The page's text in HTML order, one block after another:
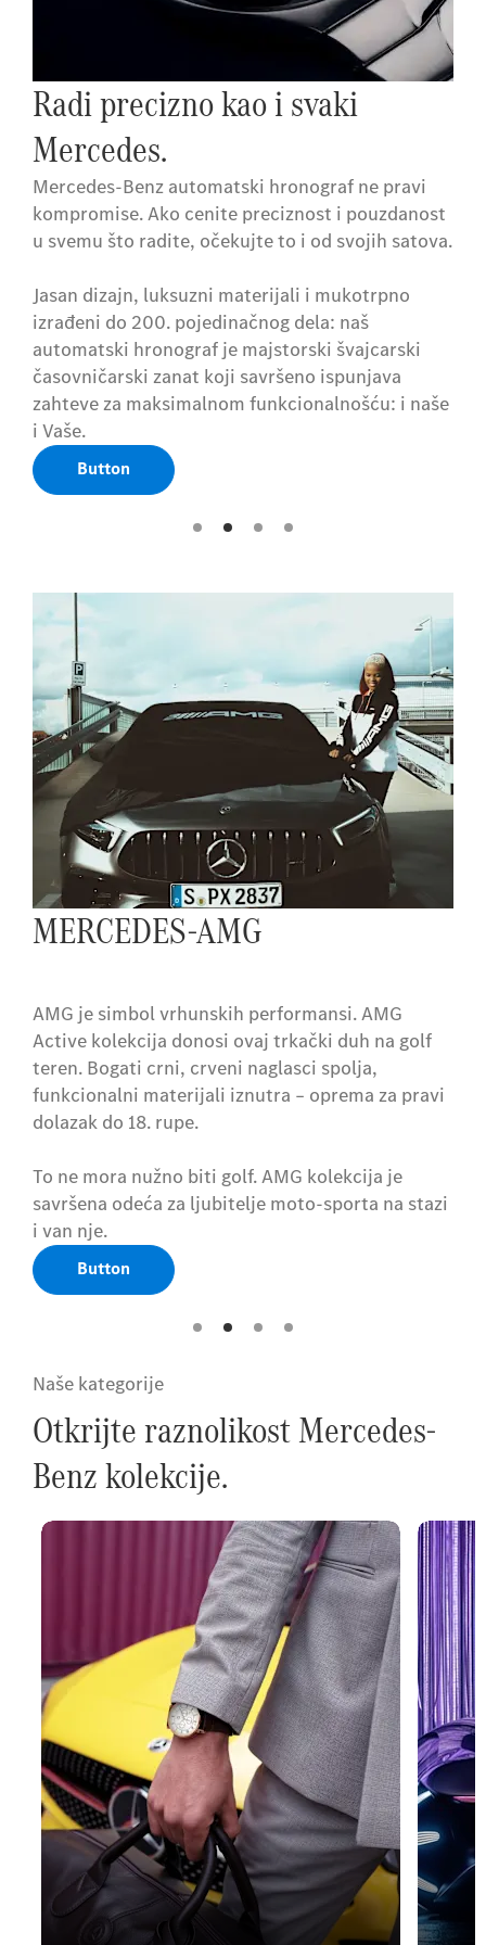
Radi precizno kao i svaki
Mercedes.
Mercedes-Benz automatski hronograf ne pravi
kompromise. Ako cenite preciznost i pouzdanost
u svemu što radite, očekujte to i od svojih satova.
Jasan dizajn, luksuzni materijali i mukotrpno
izrađeni do 200. pojedinačnog dela: naš
automatski hronograf je majstorski švajcarski
časovničarski zanat koji savršeno ispunjava
zahteve za maksimalnom funkcionalnošću: i naše
i Vaše.
Button
Radi precizno kao i svaki
Mercedes.
Mercedes-Benz automatski hronograf ne pravi
kompromise. Ako cenite preciznost i pouzdanost
u svemu što radite, očekujte to i od svojih satova.
Jasan dizajn, luksuzni materijali i mukotrpno
izrađeni do 200. pojedinačnog dela: naš
automatski hronograf je majstorski švajcarski
časovničarski zanat koji savršeno ispunjava
zahteve za maksimalnom funkcionalnošću: i naše
i Vaše.
Button
MERCEDES-AMG
AMG je simbol vrhunskih performansi. AMG
Active kolekcija donosi ovaj trkački duh na golf
teren. Bogati crni, crveni naglasci spolja,
funkcionalni materijali iznutra – oprema za pravi
dolazak do 18. rupe.
To ne mora nužno biti golf. AMG kolekcija je
savršena odeća za ljubitelje moto-sporta na stazi
i van nje.
Button
MERCEDES-AMG
AMG je simbol vrhunskih performansi. AMG
Active kolekcija donosi ovaj trkački duh na golf
teren. Bogati crni, crveni naglasci spolja,
funkcionalni materijali iznutra – oprema za pravi
dolazak do 18. rupe.
To ne mora nužno biti golf. AMG kolekcija je
savršena odeća za ljubitelje moto-sporta na stazi
i van nje.
Button
Naše kategorije
Otkrijte raznolikost Mercedes-
Benz kolekcije.